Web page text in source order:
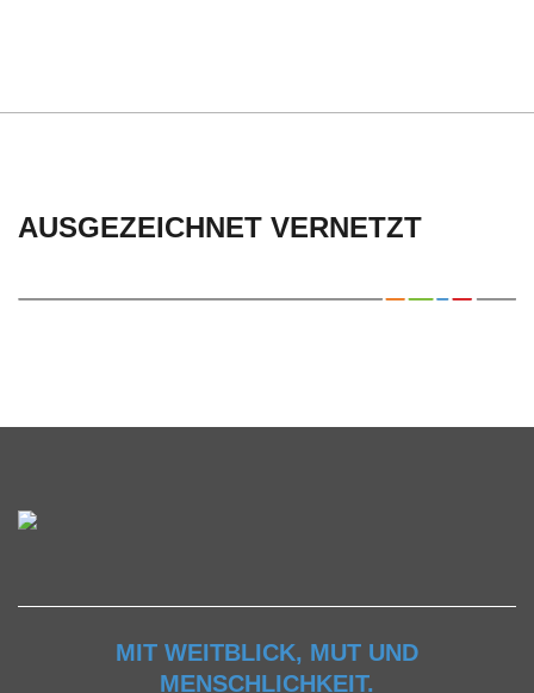
AUSGEZEICHNET VERNETZT
MIT WEITBLICK, MUT UND
MENSCHLICHKEIT.